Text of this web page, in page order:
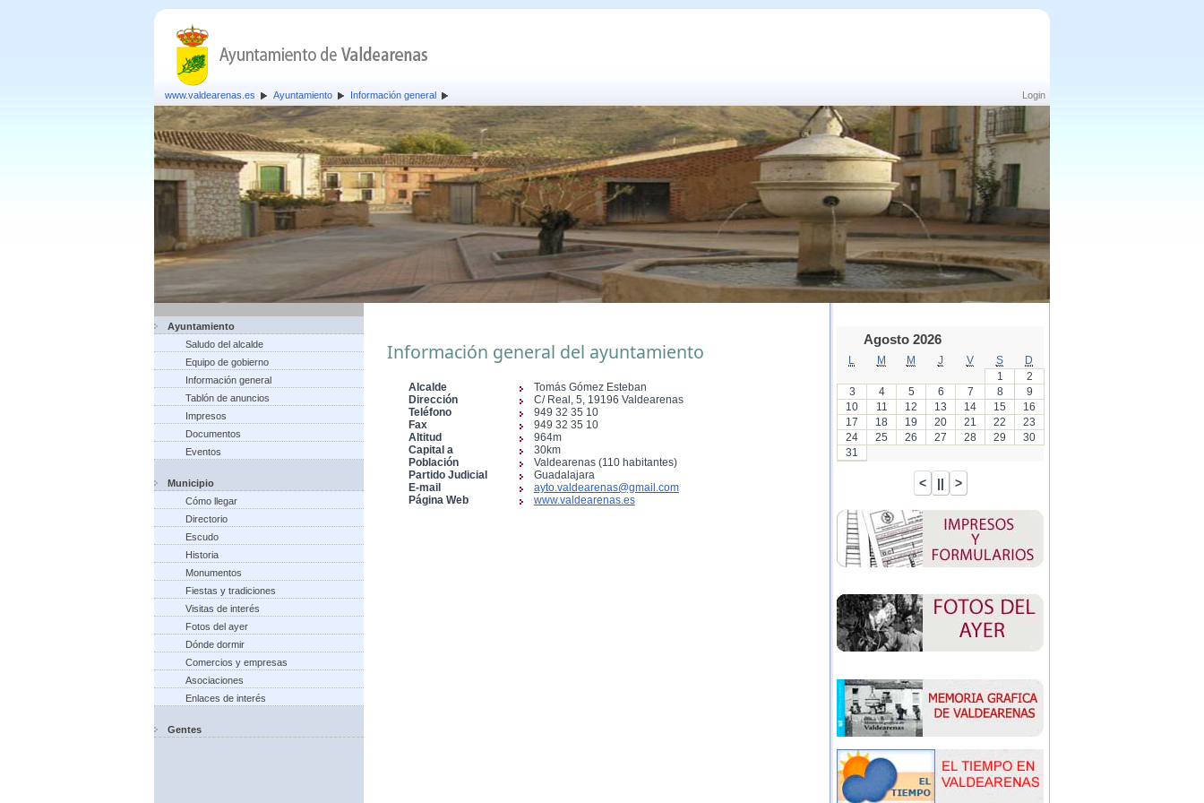
Login
www.valdearenas.es Ayuntamiento Información general
Ayuntamiento
Saludo del alcalde
Equipo de gobierno
Información general
Tablón de anuncios
Impresos
Documentos
Eventos
Municipio
Cómo llegar
Directorio
Escudo
Historia
Monumentos
Fiestas y tradiciones
Visitas de interés
Fotos del ayer
Dónde dormir
Comercios y empresas
Asociaciones
Enlaces de interés
Gentes
Información general del ayuntamiento
Alcalde
Tomás Gómez Esteban
Dirección
C/ Real, 5, 19196 Valdearenas
Teléfono
949 32 35 10
Fax
949 32 35 10
Altitud
964m
Capital a
30km
Población
Valdearenas (110 habitantes)
Partido Judicial
Guadalajara
E-mail
ayto.valdearenas@gmail.com
Página Web
www.valdearenas.es
Agosto 2026
M M J V S
D
1
2
3
4 5 6 7 8
9
10
11 12 13 14 15
16
17
18 19 20 21 22
23
24
25 26 27 28 29
30
31